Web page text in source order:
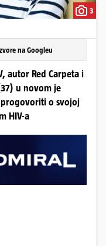
3
na Googleu
autor Red Carpeta i
u novom je
progovoriti o svojoj
HIV-a